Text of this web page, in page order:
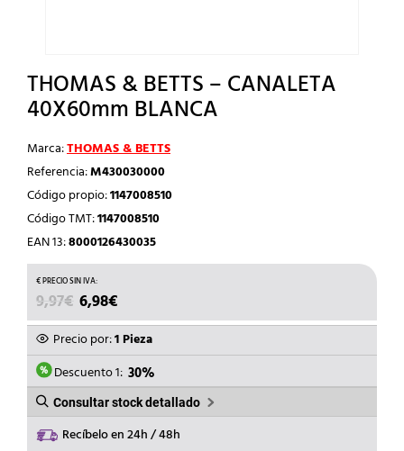
THOMAS & BETTS – CANALETA
40X60mm BLANCA
Marca:THOMAS & BETTS
Referencia:M430030000
Código propio:1147008510
Código TMT:1147008510
EAN 13:8000126430035
9,97€ EL
PRECIO
ORIGINAL
ERA:
9,97€.
6,98€
PRECIO
ACTUAL
ES:
6,98€.
Precio por:1 Pieza
Descuento 1: 30%
Consultar stock detallado
Recíbelo en 24h / 48h